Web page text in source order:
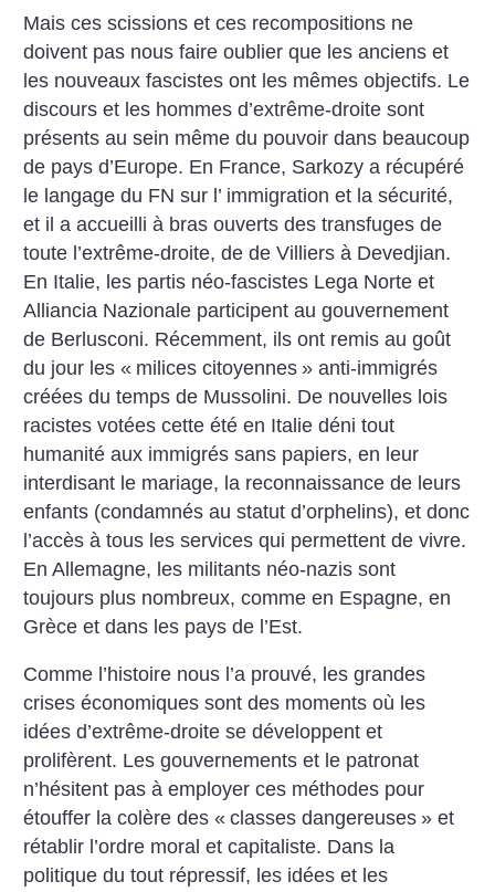
Mais ces scissions et ces recompositions ne
doivent pas nous faire oublier que les anciens et
les nouveaux fascistes ont les mêmes objectifs. Le
discours et les hommes d’extrême-droite sont
présents au sein même du pouvoir dans beaucoup
de pays d’Europe. En France, Sarkozy a récupéré
le langage du FN sur l’ immigration et la sécurité,
et il a accueilli à bras ouverts des transfuges de
toute l’extrême-droite, de de Villiers à Devedjian.
En Italie, les partis néo-fascistes Lega Norte et
Alliancia Nazionale participent au gouvernement
de Berlusconi. Récemment, ils ont remis au goût
du jour les « milices citoyennes » anti-immigrés
créées du temps de Mussolini. De nouvelles lois
racistes votées cette été en Italie déni tout
humanité aux immigrés sans papiers, en leur
interdisant le mariage, la reconnaissance de leurs
enfants (condamnés au statut d’orphelins), et donc
l’accès à tous les services qui permettent de vivre.
En Allemagne, les militants néo-nazis sont
toujours plus nombreux, comme en Espagne, en
Grèce et dans les pays de l’Est.
Comme l’histoire nous l’a prouvé, les grandes
crises économiques sont des moments où les
idées d’extrême-droite se développent et
prolifèrent. Les gouvernements et le patronat
n’hésitent pas à employer ces méthodes pour
étouffer la colère des « classes dangereuses » et
rétablir l’ordre moral et capitaliste. Dans la
politique du tout répressif, les idées et les